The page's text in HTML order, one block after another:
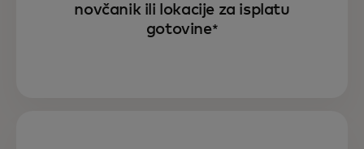
novčanik ili lokacije za isplatu
gotovine*